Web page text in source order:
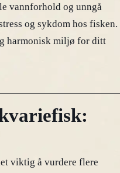
vannforhold og unngå
og sykdom hos fisken.
harmonisk miljø for ditt
viktig å vurdere flere